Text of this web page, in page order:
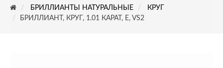
БРИЛЛИАНТЫ НАТУРАЛЬНЫЕ
КРУГ
БРИЛЛИАНТ, КРУГ, 1.01 КАРАТ, E, VS2